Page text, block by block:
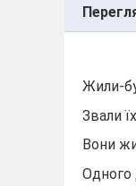
Жили-
Звали
Вони
Одного